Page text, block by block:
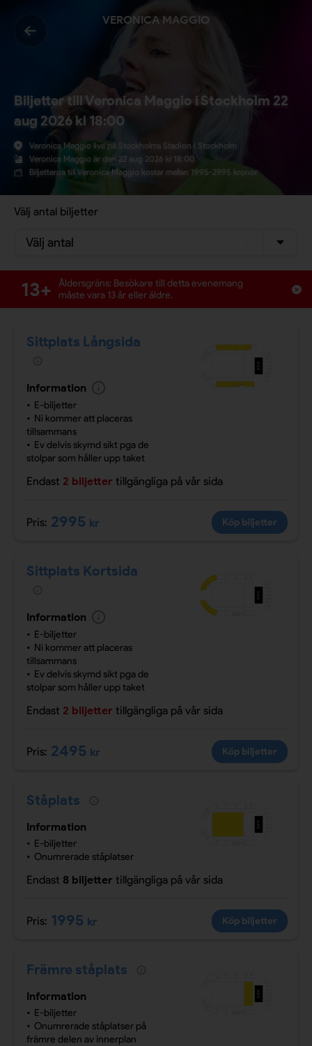
VERONICA MAGGIO
Biljetter till Veronica Maggio i Stockholm 22
aug 2026 kl 18:00
Veronica Maggio live på Stockholms Stadion i Stockholm
Veronica Maggio är den 22 aug 2026 kl 18:00
Biljetterna till Veronica Maggio kostar mellan 1995-2995 kronor
Välj antal biljetter
Välj antal
13+
Åldersgräns: Besökare till detta evenemang
måste vara 13 år eller äldre.
Sittplats Långsida
Information
E-biljetter
Ni kommer att placeras
tillsammans
Ev delvis skymd sikt pga de
stolpar som håller upp taket
Endast 2 biljetter tillgängliga på vår sida
Pris: 2995 kr Köp biljetter
Sittplats Kortsida
Information
E-biljetter
Ni kommer att placeras
tillsammans
Ev delvis skymd sikt pga de
stolpar som håller upp taket
Endast 2 biljetter tillgängliga på vår sida
Pris: 2495 kr Köp biljetter
Ståplats
Information
E-biljetter
Onumrerade ståplatser
Endast 8 biljetter tillgängliga på vår sida
Pris: 1995 kr Köp biljetter
Främre ståplats
Information
E-biljetter
Onumrerade ståplatser på
främre delen av innerplan